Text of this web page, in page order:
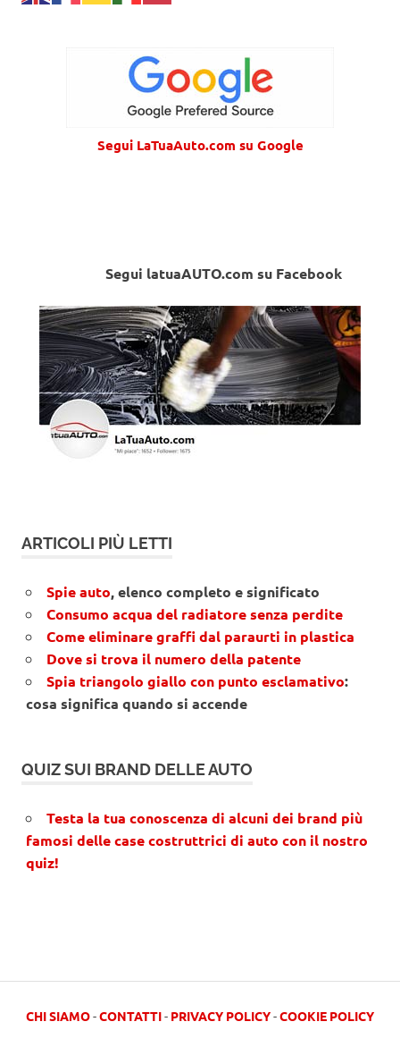
Segui LaTuaAuto.com su Google
Segui latuaAUTO.com su Facebook
ARTICOLI PIÙ LETTI
Spie auto, elenco completo e significato
Consumo acqua del radiatore senza perdite
Come eliminare graffi dal paraurti in plastica
Dove si trova il numero della patente
Spia triangolo giallo con punto esclamativo:
cosa significa quando si accende
QUIZ SUI BRAND DELLE AUTO
Testa la tua conoscenza di alcuni dei brand più
famosi delle case costruttrici di auto con il nostro
quiz!
CHI SIAMO-CONTATTI- PRIVACY POLICY-COOKIE POLICY